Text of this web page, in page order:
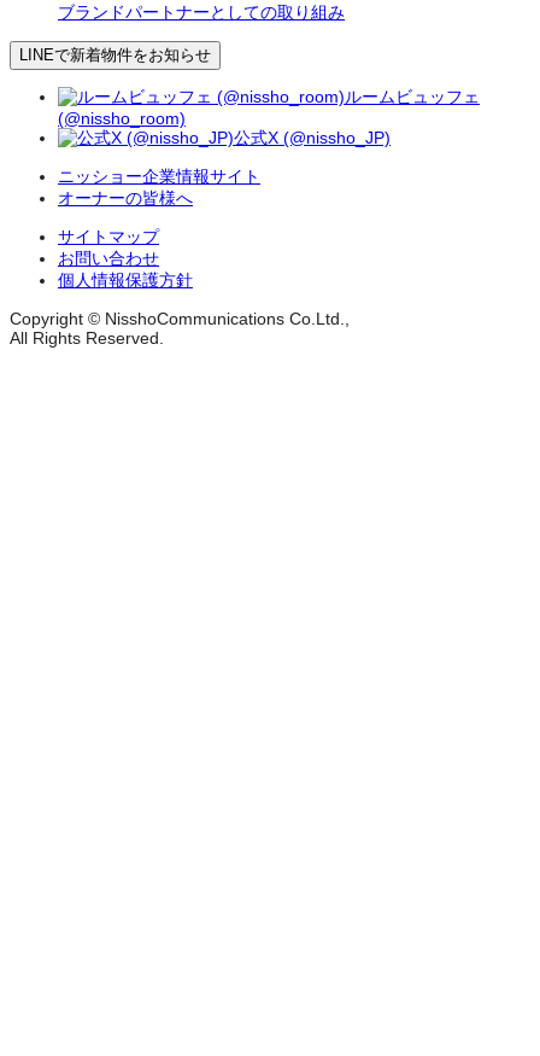
ブランドパートナーとしての取り組み
LINEで新着物件をお知らせ
ルームビュッフェ
(@nissho_room)
公式X (@nissho_JP)
ニッショー企業情報サイト
オーナーの皆様へ
サイトマップ
お問い合わせ
個人情報保護方針
Copyright © NisshoCommunications Co.Ltd.,
All Rights Reserved.